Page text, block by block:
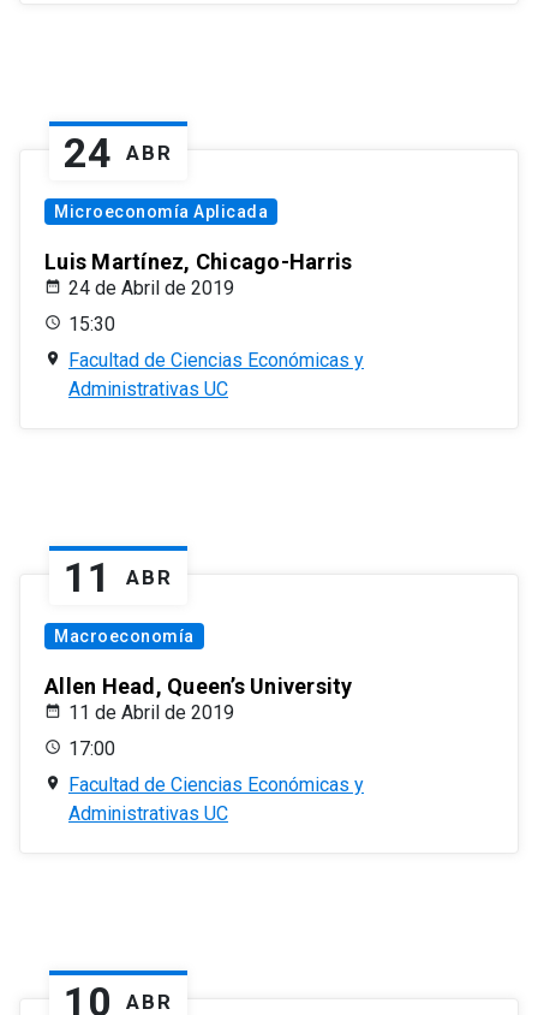
24 ABR
Microeconomía Aplicada
Luis Martínez, Chicago-Harris
24 de Abril de 2019
15:30
Facultad de Ciencias Económicas y
Administrativas UC
11 ABR
Macroeconomía
Allen Head, Queen’s University
11 de Abril de 2019
17:00
Facultad de Ciencias Económicas y
Administrativas UC
10 ABR